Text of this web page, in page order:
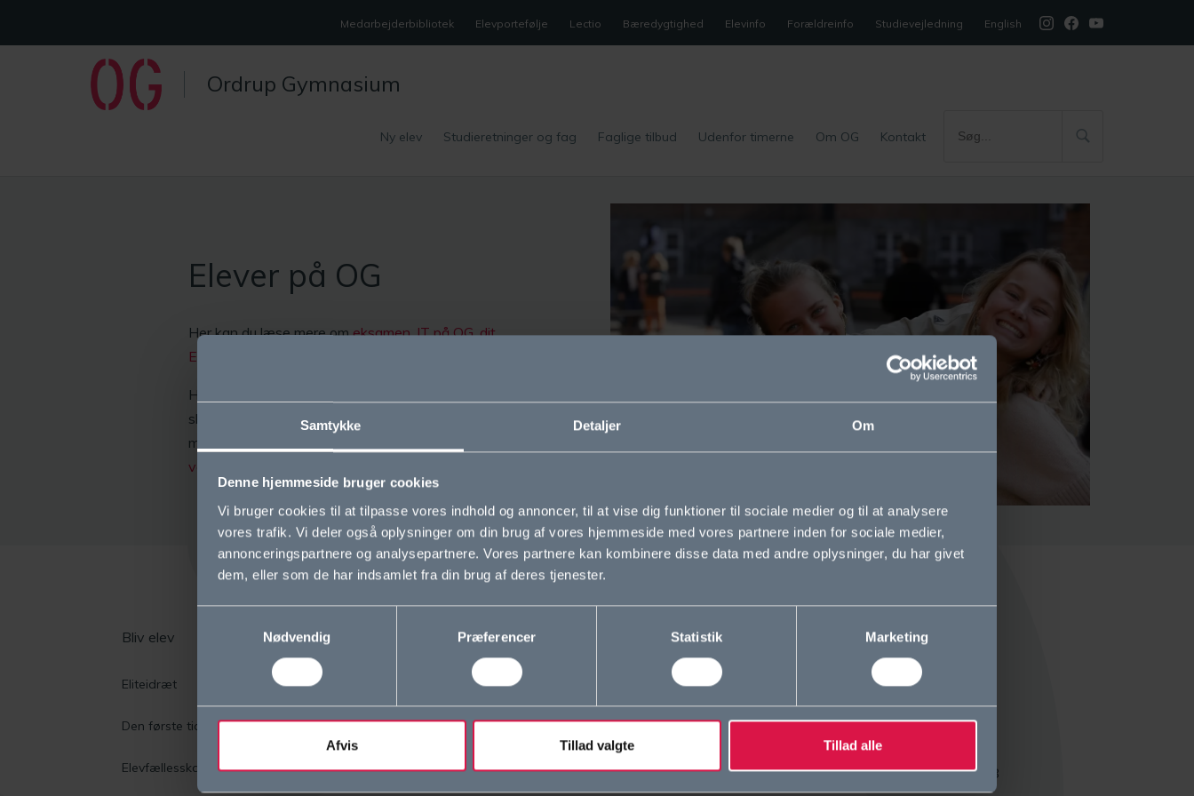
Samtykke Detaljer Om
Denne hjemmeside bruger cookies
Vi bruger cookies til at tilpasse vores indhold og annoncer, til at vise dig funktioner til sociale medier og til at analysere
vores trafik. Vi deler også oplysninger om din brug af vores hjemmeside med vores partnere inden for sociale medier,
annonceringspartnere og analysepartnere. Vores partnere kan kombinere disse data med andre oplysninger, du har givet
dem, eller som de har indsamlet fra din brug af deres tjenester.
Nødvendig
Præferencer Statistik Marketing
Afvis Tillad valgte Tillad alle
Medarbejderbibliotek Elevportefølje Lectio Bæredygtighed Elevinfo Forældreinfo Studievejledning English
Ordrup Gymnasium
Ny elev Studieretninger og fag Faglige tilbud Udenfor timerne Om OG Kontakt
Elever på OG
Her kan du læse mere omeksamen,IT på OG,dit
Elevråd
Hvis du skal til at vælge dine valgfag (som du
skal have i 3.g), kan du læse mere om dine
muligheder og de forskellige fag under
valgfag
Bliv elev
Eliteidræt
Den første tid i gymnasiet
Elevfællesskaber
Vision og værdier
Skolens historie
Cookie- og privatlivspolitik
Studieretninger
Biotek
Science
Krop og Natur
Kontakt os
Ordrup Gymnasium
Kirkevej 5
2920 Charlottenlund
Tlf. +45 39 64 01 78